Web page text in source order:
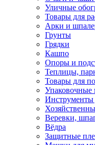
Уличные
Товары для
Арки и
Грунты
Грядки
Кашпо
Опоры и
Теплицы,
Товары для
Упаковочные
Инструменты
Веревки,
Вёдра
Защитные